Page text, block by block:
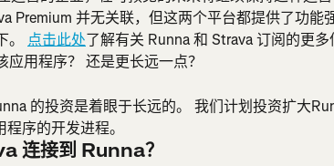
Premium 并无关联，但这两个平台都提供了功能
。 点击此处了解有关 Runna 和 Strava 订阅的更
应用程序？ 还是更长远一点？
的投资是着眼于长远的。 我们计划投资扩大
序的开发进程。
连接到 Runna？